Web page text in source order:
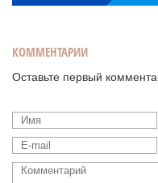
КОММЕНТАРИИ
Оставьте первый